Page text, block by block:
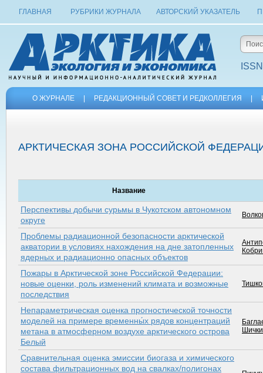
ГЛАВНАЯ РУБРИКИ ЖУРНАЛА АВТОРСКИЙ УКАЗАТЕЛЬ
О ЖУРНАЛЕ РЕДАКЦИОННЫЙ СОВЕТ И РЕДКОЛЛЕГИЯ
АРКТИЧЕСКАЯ ЗОНА РОССИЙСКОЙ
Название
Перспективы добычи сурьмы в Чукотском автономном
округе
Проблемы радиационной безопасности арктической
акватории в условиях нахождения на дне затопленных
ядерных и радиационно опасных объектов
Пожары в Арктической зоне Российской Федерации:
новые оценки, роль изменений климата и возможные
последствия
Непараметрическая оценка прогностической точности
моделей на примере временны́х рядов концентраций
метана в атмосферном воздухе арк­тического острова
Белый
Сравнительная оценка эмиссии биогаза и химического
состава фильтрационных вод на свалках/полигонах